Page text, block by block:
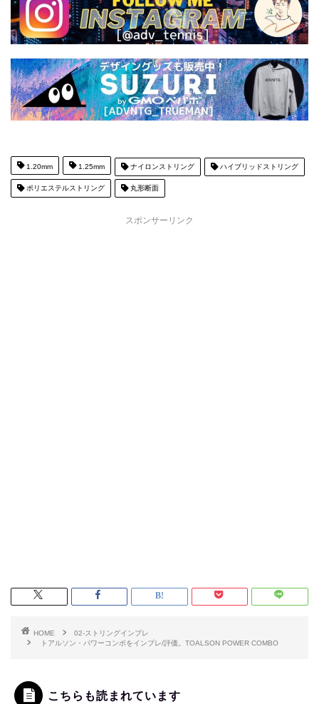
1.20mm 1.25mm ナイロンストリング ハイブリッドストリング
ポリエステルストリング 丸形断面
スポンサーリンク
HOME
02-ストリングインプレ
トアルソン・パワーコンボをインプレ/評価。TOALSON POWER COMBO
こちらも読まれています